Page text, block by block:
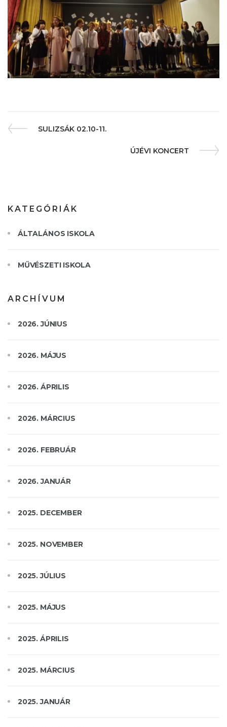
SULIZSÁK 02.10-11.
ÚJÉVI KONCERT
KATEGÓRIÁK
ÁLTALÁNOS ISKOLA
MŰVÉSZETI ISKOLA
ARCHÍVUM
2026. JÚNIUS
2026. MÁJUS
2026. ÁPRILIS
2026. MÁRCIUS
2026. FEBRUÁR
2026. JANUÁR
2025. DECEMBER
2025. NOVEMBER
2025. JÚLIUS
2025. MÁJUS
2025. ÁPRILIS
2025. MÁRCIUS
2025. JANUÁR